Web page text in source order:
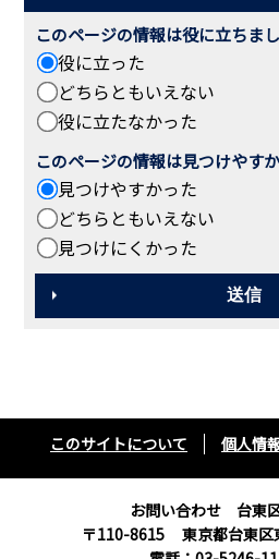
このページの情報は役に立ちま
役に立った
どちらともいえない
役に立たなかった
このページの情報は見つけやす
見つけやすかった
どちらともいえない
見つけにくかった
このサイトについて 個人情
お問い合わせ 台東
〒110-8615
東京都台東